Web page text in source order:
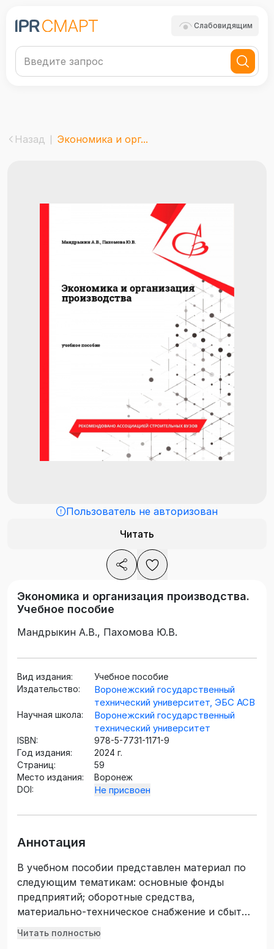
Слабовидящим
Назад Экономика и орг...
Пользователь не авторизован
Читать
Экономика и организация производства.
Учебное пособие
Мандрыкин А.В., Пахомова Ю.В.
Вид издания:
Учебное пособие
Издательство:
Воронежский государственный
технический университет, ЭБС АСВ
Научная школа:
Воронежский государственный
технический университет
ISBN:
978-5-7731-1171-9
Год издания:
2024 г.
Страниц:
59
Место издания:
Воронеж
DOI:
Не присвоен
Аннотация
В учебном пособии представлен материал по
следующим тематикам: основные фонды
предприятий; оборотные средства,
материально-техническое снабжение и сбыт
продукции; персонал, производительность
Читать полностью